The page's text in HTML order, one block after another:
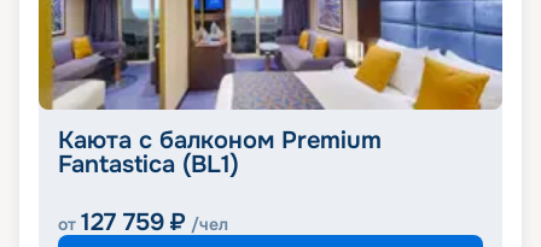
Каюта с балконом Premium
Fantastica (BL1)
от 127 759 ₽ /чел